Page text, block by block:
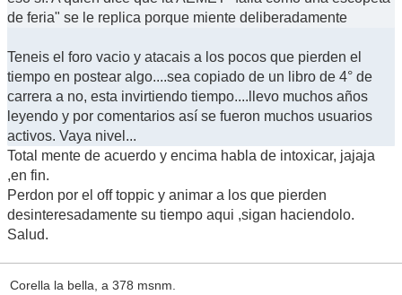
de feria" se le replica porque miente deliberadamente
Teneis el foro vacio y atacais a los pocos que pierden el
tiempo en postear algo....sea copiado de un libro de 4° de
carrera a no, esta invirtiendo tiempo....llevo muchos años
leyendo y por comentarios así se fueron muchos usuarios
activos. Vaya nivel...
Total mente de acuerdo y encima habla de intoxicar, jajaja
,en fin.
Perdon por el off toppic y animar a los que pierden
desinteresadamente su tiempo aqui ,sigan haciendolo.
Salud.
Corella la bella, a 378 msnm.